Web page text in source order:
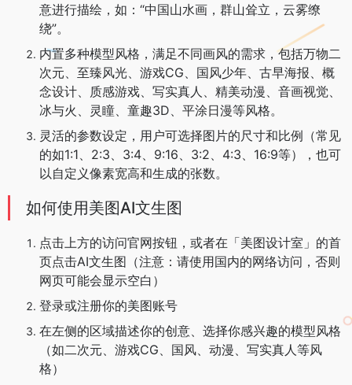
意进行描绘，如：“中国山水画，群山耸立，云雾缭
绕”。
内置多种模型风格，满足不同画风的需求，包括万物二
次元、至臻风光、游戏CG、国风少年、古早海报、概
念设计、质感游戏、写实真人、精美动漫、音画视觉、
冰与火、灵瞳、童趣3D、平涂日漫等风格。
灵活的参数设定，用户可选择图片的尺寸和比例（常见
的如1:1、2:3、3:4、9:16、3:2、4:3、16:9等），也可
以自定义像素宽高和生成的张数。
如何使用美图AI文生图
点击上方的访问官网按钮，或者在「美图设计室」的首
页点击AI文生图（注意：请使用国内的网络访问，否则
网页可能会显示空白）
登录或注册你的美图账号
在左侧的区域描述你的创意、选择你感兴趣的模型风格
（如二次元、游戏CG、国风、动漫、写实真人等风
格）